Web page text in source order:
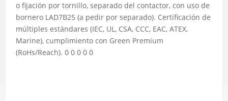
o fijación por tornillo, separado del contactor, con uso de
bornero LAD7B25 (a pedir por separado). Certificación de
múltiples estándares (IEC, UL, CSA, CCC, EAC, ATEX,
Marine), cumplimiento con Green Premium
(RoHs/Reach). 0 0 0 0 0